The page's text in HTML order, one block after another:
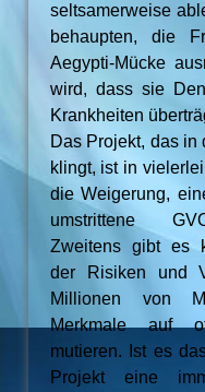
seltsamerweise
behaupten, die
Aegypti-Mücke
wird, dass sie
Krankheiten
Das Projekt, das
klingt, ist in
die Weigerung,
umstrittene
Zweitens gibt es
der Risiken und
Millionen von
Merkmale auf
mutieren. Ist es
Projekt eine